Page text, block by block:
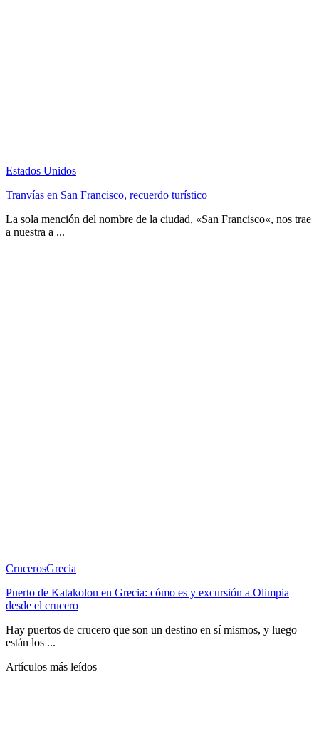
Estados Unidos
Tranvías en San Francisco, recuerdo turístico
La sola mención del nombre de la ciudad, «San Francisco«, nos trae
a nuestra a ...
CrucerosGrecia
Puerto de Katakolon en Grecia: cómo es y excursión a Olimpia
desde el crucero
Hay puertos de crucero que son un destino en sí mismos, y luego
están los ...
Artículos más leídos